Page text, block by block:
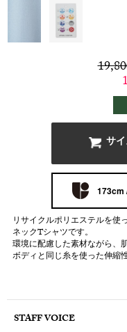
サ
173cm
リサイクルポリエステルを使
ネックTシャツです。
環境に配慮した素材ながら、
ボディと同じ糸を使った伸縮
なっており、自然なフィット
STAFF VOICE